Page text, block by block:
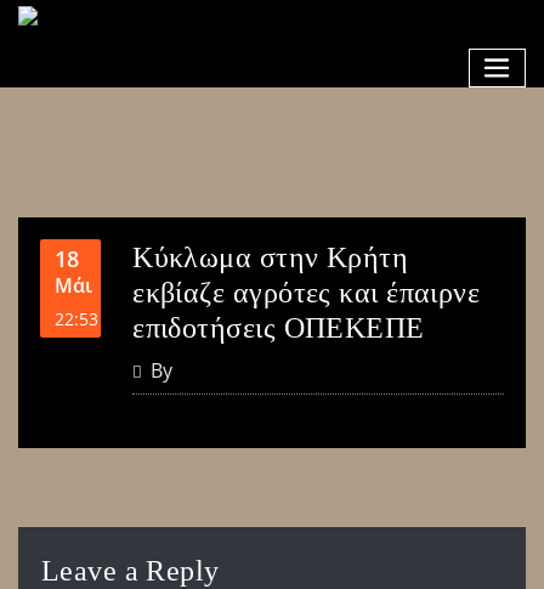
18
Μάι
22:53
Κύκλωμα στην Κρήτη
εκβίαζε αγρότες και έπαιρνε
επιδοτήσεις ΟΠΕΚΕΠΕ
By
Leave a Reply